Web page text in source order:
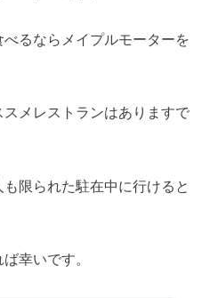
るならメイプルモーターを
メレストランはありますで
限られた駐在中に行けると
幸いです。